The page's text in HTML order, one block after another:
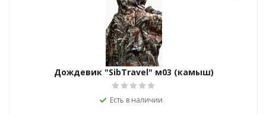
Дождевик "SibTravel" м03 (камыш)
Есть в наличии